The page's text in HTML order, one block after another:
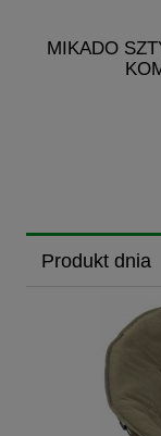
MIKADO
Produkt dnia